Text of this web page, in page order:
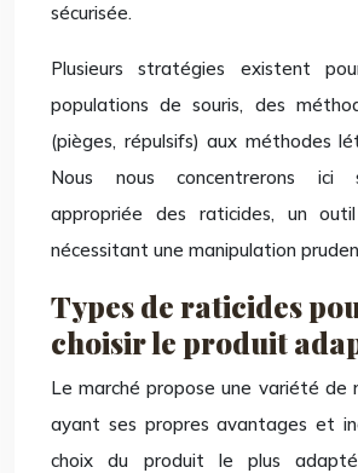
sécurisée.
Plusieurs stratégies existent
populations de souris, des
(pièges, répulsifs) aux méthodes
Nous nous concentrerons ici
appropriée des raticides, un
nécessitant une manipulation
Types de raticides
choisir le produit
Le marché propose une variété de
ayant ses propres avantages et
choix du produit le plus